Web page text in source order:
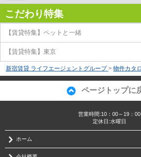
こだわり特集
【賃貸特集】ペットと一緒
【賃貸特集】東京
新宿賃貸 ライフエージェントグループ > 物件カタ
ページトップに
営業時間:10：00～19：00
定休日:水曜日
ホーム